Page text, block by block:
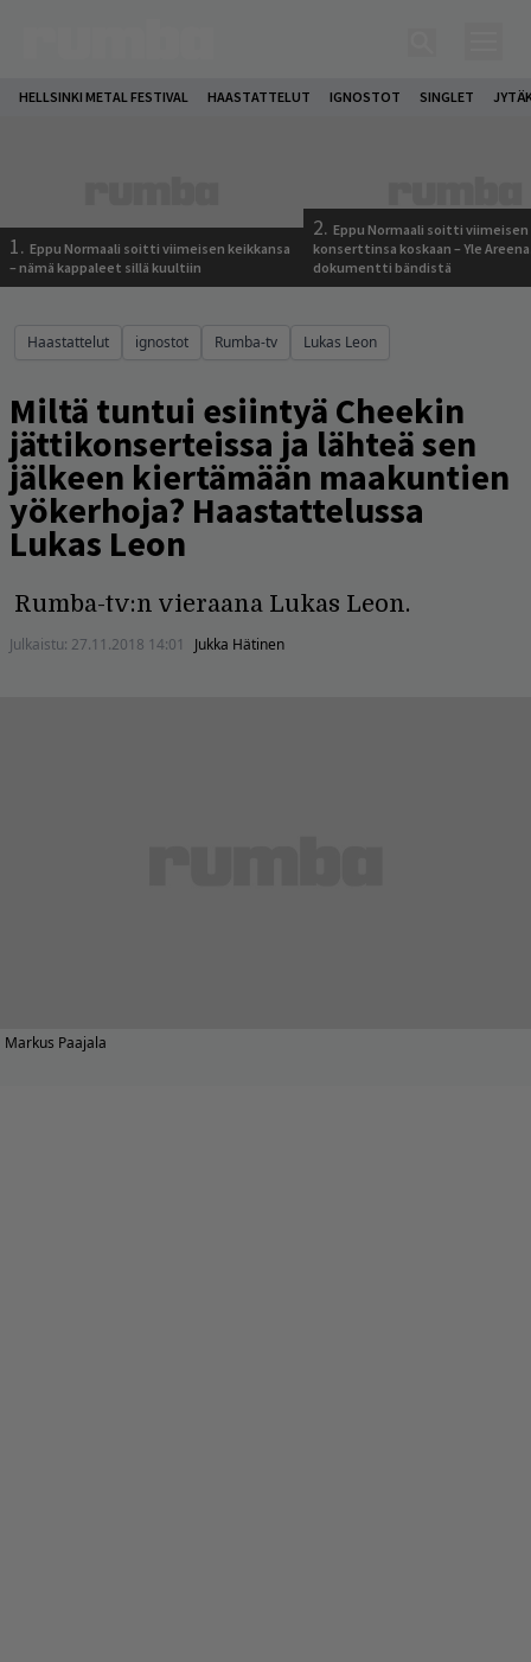
HELLSINKI METAL FESTIVAL HAASTATTELUT IGNOSTOT SINGLET
1. Eppu Normaali soitti viimeisen keikkansa
– nämä kappaleet sillä kuultiin
2. Eppu Normaali soitti viimeisen
konserttinsa koskaan – Yle
dokumentti bändistä
Haastattelut ignostot Rumba-tv Lukas Leon
Miltä tuntui esiintyä Cheekin
jättikonserteissa ja lähteä sen
jälkeen kiertämään maakuntien
yökerhoja? Haastattelussa
Lukas Leon
Rumba-tv:n vieraana Lukas Leon.
Julkaistu: 27.11.2018 14:01 Jukka Hätinen
Markus Paajala